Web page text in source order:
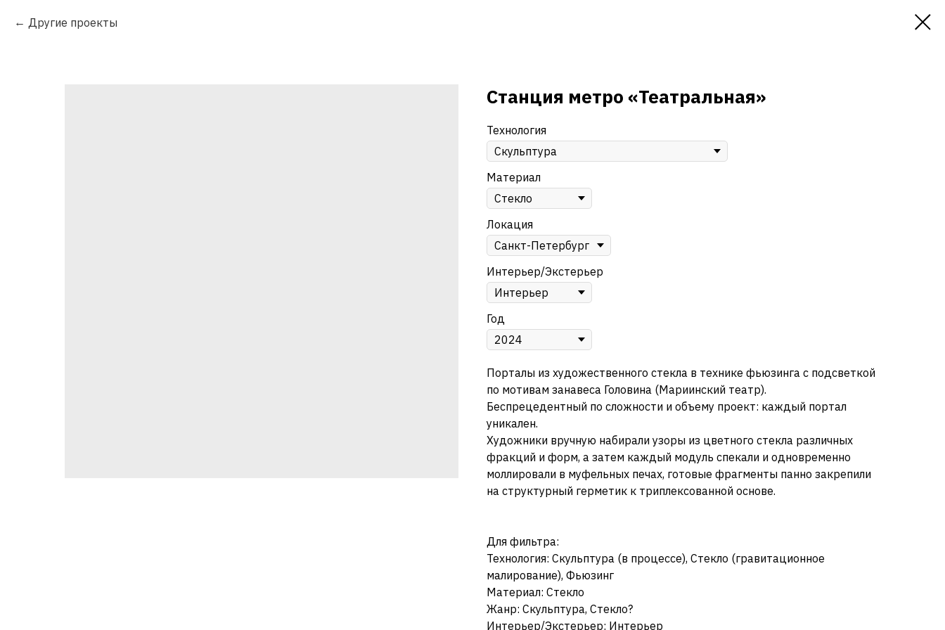
Другие проекты
Станция метро «Театральная»
Технология
Материал
Локация
Интерьер/Экстерьер
Год
Порталы из художественного стекла в технике фьюзинга с подсветкой
по мотивам занавеса Головина (Мариинский театр).
Беспрецедентный по сложности и объему проект: каждый портал
уникален.
Художники вручную набирали узоры из цветного стекла различных
фракций и форм, а затем каждый модуль спекали и одновременно
моллировали в муфельных печах, готовые фрагменты панно закрепили
на структурный герметик к триплексованной основе.
Для фильтра:
Технология: Скульптура (в процессе), Стекло (гравитационное
малирование), Фьюзинг
Материал: Стекло
Жанр: Скульптура, Стекло?
Интерьер/Экстерьер: Интерьер